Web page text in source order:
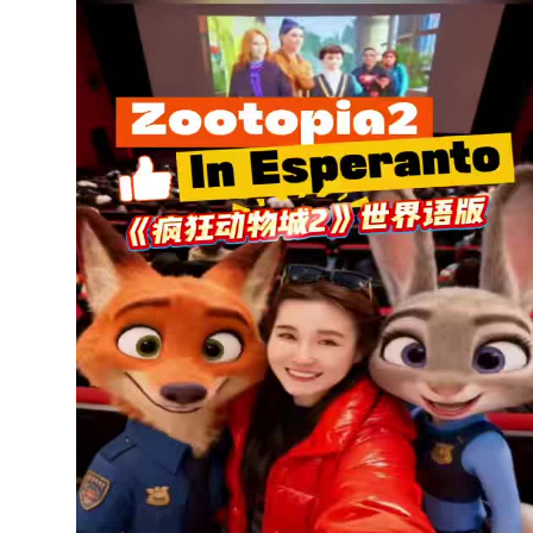
Oats & Fika with Sweden's